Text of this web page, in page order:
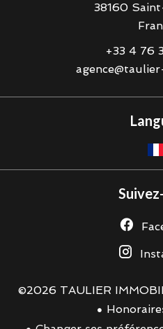
38160
+33 4 76
©2026 TAULIER